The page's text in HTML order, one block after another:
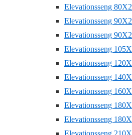
Elevationsseng
Elevationsseng
Elevationsseng
Elevationsseng
Elevationsseng
Elevationsseng
Elevationsseng
Elevationsseng
Elevationsseng
Elevationsseng